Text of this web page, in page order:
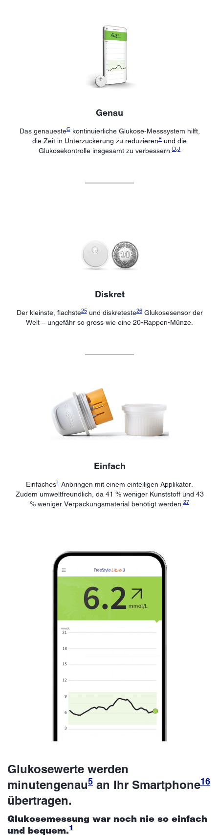
Genau
Das genauesteCkontinuierliche Glukose-Messsystem hilft,
die Zeit in Unterzuckerung zu reduzierenF und die
Glukosekontrolle insgesamt zu verbessern. D J
Diskret
Der kleinste, flachste25und diskreteste26Glukosesensor der
Welt – ungefähr so gross wie eine 20-Rappen-Münze.
Einfach
Einfaches1 Anbringen mit einem einteiligen Applikator.
Zudem umweltfreundlich, da 41 % weniger Kunststoff und 43
% weniger Verpackungsmaterial benötigt werden. 27
Glukosewerte werden
minutengenau5 an Ihr Smartphone16
übertragen.
Glukosemessung war noch nie so einfach
und bequem.1